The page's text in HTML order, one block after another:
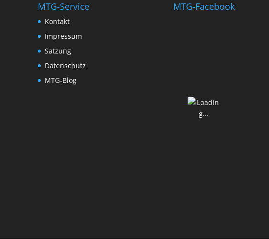
MTG-Service
Kontakt
Impressum
Satzung
Datenschutz
MTG-Blog
MTG-Facebook